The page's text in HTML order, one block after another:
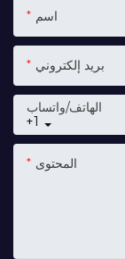
اسم
بريد إلكتروني
+1
الهاتف/واتساب
المحتوى